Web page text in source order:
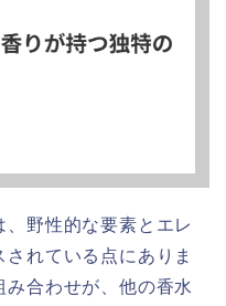
野性的な要素とエレ
れている点にありま
合わせが、他の香水